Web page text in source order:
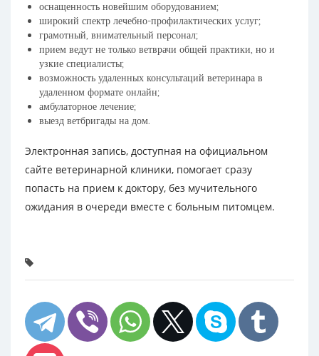
оснащенность новейшим оборудованием;
широкий спектр лечебно-профилактических услуг;
грамотный, внимательный персонал;
прием ведут не только ветврачи общей практики, но и
узкие специалисты;
возможность удаленных консультаций ветеринара в
удаленном формате онлайн;
амбулаторное лечение;
выезд ветбригады на дом.
Электронная запись, доступная на официальном
сайте ветеринарной клиники, помогает сразу
попасть на прием к доктору, без мучительного
ожидания в очереди вместе с больным питомцем.